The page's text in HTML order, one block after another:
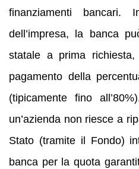
finanziamenti bancari.
dell’impresa, la banca
statale a prima
pagamento della
(tipicamente fino
un’azienda non riesce a
Stato (tramite il Fondo)
banca per la quota